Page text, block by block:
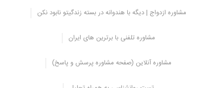
مشاوره ازدواج | دیگه با هندوانه در بسته زندگیتو نابود نکن
مشاوره تلفنی با برترین های ایران
مشاوره آنلاین (صفحه مشاوره پرسش و پاسخ)
درست است که آموزش تنها برای پایداری و دوام زندگی کافی نیست، اما
طبق تحقیقات و آمار، طلاق در خانواده هایی با سطوح بالاتر آموزش پایین
زوجهایی که درآمد بیشتری براساس آموزش و ایجاد استانداردهای بالاتر در
زندگی شان کسب می کنند، از ازدواج خود بیشتر از دیگران لذت خواهند